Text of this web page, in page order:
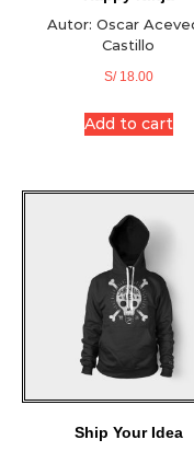
Autor: Oscar
Castillo
S/18.00
Add to cart
Ship Your Idea